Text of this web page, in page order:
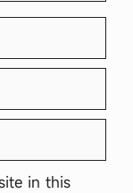
in this